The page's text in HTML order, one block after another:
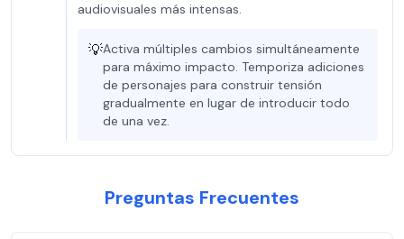
audiovisuales más intensas.
💡Activa múltiples cambios simultáneamente
para máximo impacto. Temporiza adiciones
de personajes para construir tensión
gradualmente en lugar de introducir todo
de una vez.
Preguntas Frecuentes